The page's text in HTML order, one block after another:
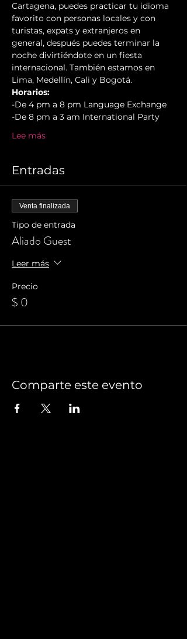
Cartagena, puedes practicar tu idioma
favorito con personas locales y con
turistas, expats y extranjeros en
general, después puedes terminar la
noche divirtiéndote en un fiesta
internacional. También estamos en
Lima, Medellín, Cali y Bogotá.
Horarios:
-De 4 pm a 8 pm Language Exchange
-De 8 pm a 3 am International Party
Lee más
Entradas
Venta finalizada
Tipo de entrada
Aliado Guest
Leer más
Precio
$ 0
Comparte este evento